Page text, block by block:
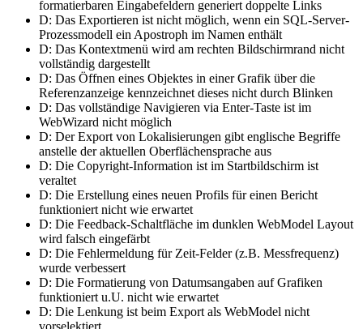
formatierbaren Eingabefeldern generiert doppelte Links
D: Das Exportieren ist nicht möglich, wenn ein SQL-Server-
Prozessmodell ein Apostroph im Namen enthält
D: Das Kontextmenü wird am rechten Bildschirmrand nicht
vollständig dargestellt
D: Das Öffnen eines Objektes in einer Grafik über die
Referenzanzeige kennzeichnet dieses nicht durch Blinken
D: Das vollständige Navigieren via Enter-Taste ist im
WebWizard nicht möglich
D: Der Export von Lokalisierungen gibt englische Begriffe
anstelle der aktuellen Oberflächensprache aus
D: Die Copyright-Information ist im Startbildschirm ist
veraltet
D: Die Erstellung eines neuen Profils für einen Bericht
funktioniert nicht wie erwartet
D: Die Feedback-Schaltfläche im dunklen WebModel Layout
wird falsch eingefärbt
D: Die Fehlermeldung für Zeit-Felder (z.B. Messfrequenz)
wurde verbessert
D: Die Formatierung von Datumsangaben auf Grafiken
funktioniert u.U. nicht wie erwartet
D: Die Lenkung ist beim Export als WebModel nicht
vorselektiert